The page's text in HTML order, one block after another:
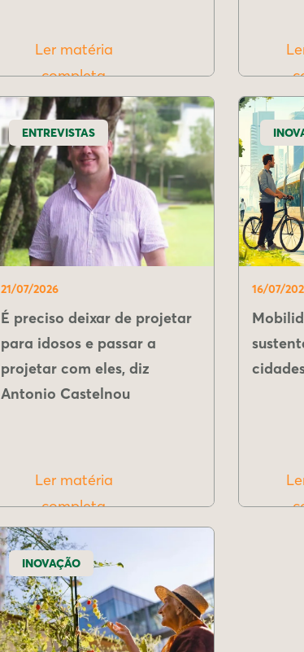
Ler matéria
completa
ENTREVISTAS
21/07/2026
É preciso deixar de projetar
para idosos e passar a
projetar com eles, diz
Antonio Castelnou
Ler matéria
completa
16/07/
INOVAÇÃO